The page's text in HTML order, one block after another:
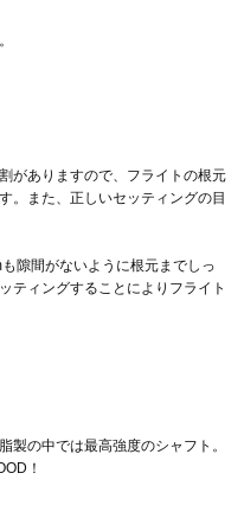
がありますので、フライトの根元
。また、正しいセッティングの目
隙間がないように根元までしっ
ティングすることによりフライト
の中では最高強度のシャフト。
！